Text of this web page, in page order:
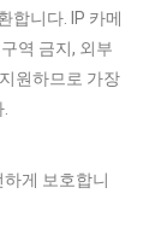
합니다. IP 카메
역 금지, 외부
원하므로 가장
게 보호합니